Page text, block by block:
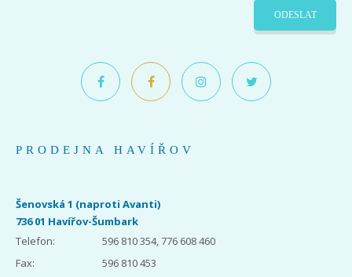
ODESLAT
PRODEJNA HAVÍŘOV
Šenovská 1 (naproti Avanti)
736 01 Havířov-Šumbark
Telefon:
596 810 354, 776 608 460
Fax:
596 810 453